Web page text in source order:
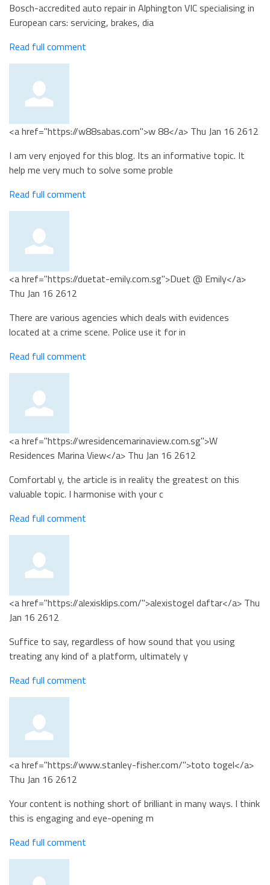
Bosch-accredited auto repair in Alphington VIC specialising in
European cars: servicing, brakes, dia
Read full comment
<a href="https://w88sabas.com">w 88</a> Thu Jan 16 2612
I am very enjoyed for this blog. Its an informative topic. It
help me very much to solve some proble
Read full comment
<a href="https://duetat-emily.com.sg">Duet @ Emily</a>
Thu Jan 16 2612
There are various agencies which deals with evidences
located at a crime scene. Police use it for in
Read full comment
<a href="https://wresidencemarinaview.com.sg">W
Residences Marina View</a> Thu Jan 16 2612
Comfortabl y, the article is in reality the greatest on this
valuable topic. I harmonise with your c
Read full comment
<a href="https://alexisklips.com/">alexistogel daftar</a> Thu
Jan 16 2612
Suffice to say, regardless of how sound that you using
treating any kind of a platform, ultimately y
Read full comment
<a href="https://www.stanley-fisher.com/">toto togel</a>
Thu Jan 16 2612
Your content is nothing short of brilliant in many ways. I think
this is engaging and eye-opening m
Read full comment